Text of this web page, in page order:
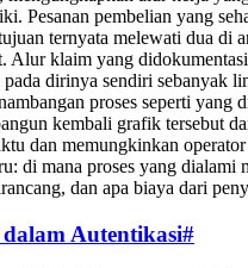
Pesanan pembelian yang
ternyata melewati dua di
Alur klaim yang
pada dirinya sendiri sebanyak
proses seperti yang
kembali grafik tersebut
dan memungkinkan
di mana proses yang dialami
dan apa biaya dari
Autentikasi#